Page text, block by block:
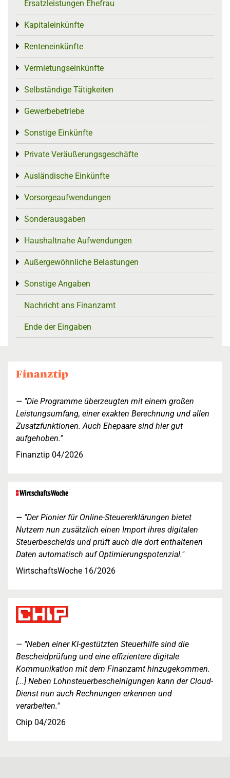
Ersatzleistungen Ehefrau
Kapitaleinkünfte
Toggle menu
Renteneinkünfte
Toggle menu
Vermietungseinkünfte
Toggle menu
Selbständige Tätigkeiten
Toggle menu
Gewerbebetriebe
Toggle menu
Sonstige Einkünfte
Toggle menu
Private Veräußerungsgeschäfte
Toggle menu
Ausländische Einkünfte
Toggle menu
Vorsorgeaufwendungen
Toggle menu
Sonderausgaben
Toggle menu
Haushaltnahe Aufwendungen
Toggle menu
Außergewöhnliche Belastungen
Toggle menu
Sonstige Angaben
Toggle menu
Nachricht ans Finanzamt
Ende der Eingaben
"Die Programme überzeugten mit einem großen
Leistungsumfang, einer exakten Berechnung und allen
Zusatzfunktionen. Auch Ehepaare sind hier gut
aufgehoben."
Finanztip 04/2026
"Der Pionier für Online-Steuererklärungen bietet
Nutzern nun zusätzlich einen Import ihres digitalen
Steuerbescheids und prüft auch die dort enthaltenen
Daten automatisch auf Optimierungspotenzial."
WirtschaftsWoche 16/2026
"Neben einer KI-gestützten Steuerhilfe sind die
Bescheidprüfung und eine effizientere digitale
Kommunikation mit dem Finanzamt hinzugekommen.
[...] Neben Lohnsteuerbescheinigungen kann der Cloud-
Dienst nun auch Rechnungen erkennen und
verarbeiten."
Chip 04/2026